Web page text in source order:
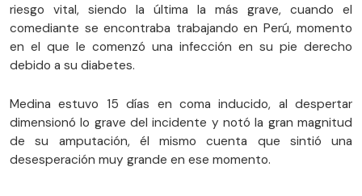
riesgo vital, siendo la última la más grave, cuando el
comediante se encontraba trabajando en Perú, momento
en el que le comenzó una infección en su pie derecho
debido a su diabetes.
Medina estuvo 15 días en coma inducido, al despertar
dimensionó lo grave del incidente y notó la gran magnitud
de su amputación, él mismo cuenta que sintió una
desesperación muy grande en ese momento.